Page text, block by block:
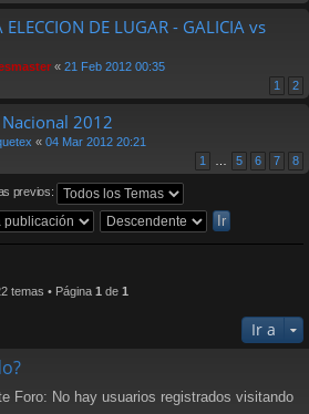
DE LUGAR - GALICIA vs
« 21 Feb 2012 00:35
1 2
2012
« 04 Mar 2012 20:21
1 5 6 7 8
previos:
temas • Página 1 de 1
Ir a
Foro: No hay usuarios registrados visitando